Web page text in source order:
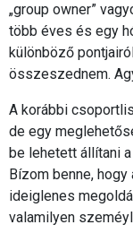
„group owner”
több éves és egy
különböző
összeszednem.
A korábbi
de egy
be lehetett állítani
Bízom benne,
ideiglenes
valamilyen